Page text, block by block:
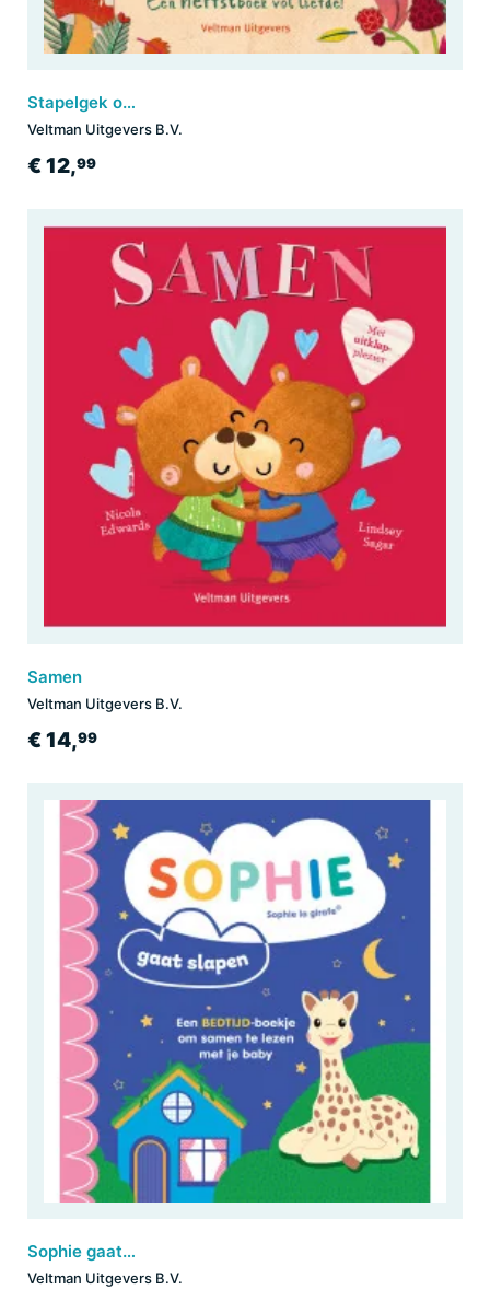
Stapelgek op jou
Veltman Uitgevers B.V.
€ 12,99
Samen
Veltman Uitgevers B.V.
€ 14,99
Sophie gaat slapen
Veltman Uitgevers B.V.